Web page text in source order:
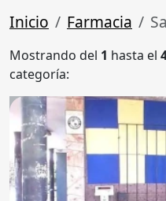
Inicio Farmacia
Mostrando del 1 hasta el
categoría: